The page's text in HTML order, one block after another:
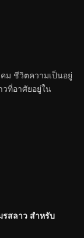
ม ชีวิตความเป็นอยู่
ที่อาศัยอยู่ใน
รสลาว สำหรับ